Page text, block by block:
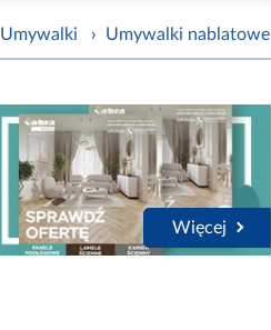
Umywalki › Umywalki nablatowe
Więcej